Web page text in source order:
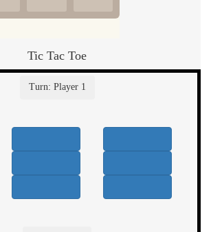
Tic Tac Toe